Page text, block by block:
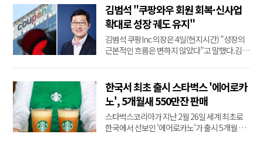
직 상당수 매대는 비어 있어 정상적인 영업과는
거리가 있는 모습이다.홈플러스는 이날 보도자
료를 내고 "영업 재개 준비가 차질 없이 진행
중"이라면서 ...
김범석 "쿠팡와우 회원 회복·신사업
확대로 성장 궤도 유지"
김범석 쿠팡Inc 의장은 4일(현지시간) "성장의
근본적인 흐름은 변하지 않았다"고 말했다.김 의
의 대부분은 이미 회복됐으며 현재는 사고 이전
과 같은 성장 흐름으로 돌아왔다"며 이같이 밝혔
다.쿠팡Inc는 이날 2분기 13조3천7억원(88억5
천600만달러)...
한국서 최초 출시 스타벅스 '에어로카
노', 5개월새 550만잔 판매
스타벅스코리아가 지난 2월 26일 세계 최초로
한국에서 선보인 '에어로카노'가 출시 5개월 만